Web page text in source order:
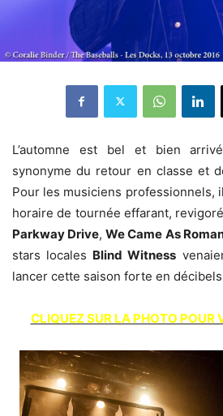
L’automne est bel et bien
synonyme du retour en classe et
Pour les musiciens professionnels, il
horaire de tournée effarant,
Parkway Drive,We Came As
stars locales Blind Witness
lancer cette saison forte en
CLIQUEZ SUR LA PHOTO POUR